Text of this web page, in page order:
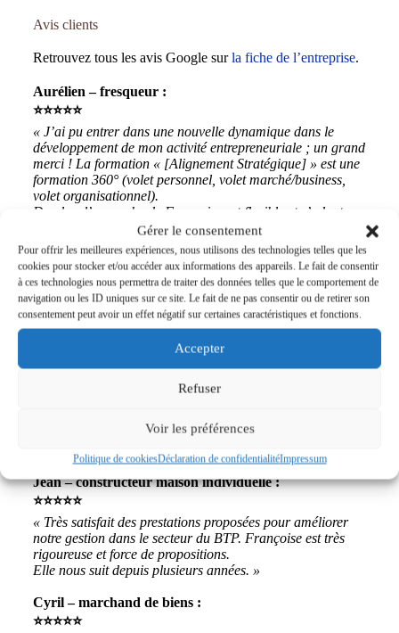
Gérer le consentement
Pour offrir les meilleures expériences, nous utilisons des technologies telles que les
cookies pour stocker et/ou accéder aux informations des appareils. Le fait de consentir
à ces technologies nous permettra de traiter des données telles que le comportement de
navigation ou les ID uniques sur ce site. Le fait de ne pas consentir ou de retirer son
consentement peut avoir un effet négatif sur certaines caractéristiques et fonctions.
Accepter
Refuser
Voir les préférences
Politique de cookiesDéclaration de confidentialitéImpressum
Avis clients
Retrouvez tous les avis Google surla fiche de l’entreprise.
Aurélien – fresqueur :
⭐⭐⭐⭐⭐
« J’ai pu entrer dans une nouvelle dynamique dans le
développement de mon activité entrepreneuriale ; un grand
merci ! La formation « [Alignement Stratégique] » est une
formation 360° (volet personnel, volet marché/business,
volet organisationnel).
De plus, l’approche de Françoise est flexible et s’adapte en
fonction de nos besoins du moment. »
Alyz – médiation LGBTQIA+ :
⭐⭐⭐⭐⭐
« J’étais en pleine réflexion sur mon positionnement et je
ne savais plus où j’en étais ni comment avancer. Françoise
réalistes tout en contournant habilement mes stratégies
d’évitement. Je suis ressorti avec une feuille de route claire
bienveillante, souriante et extrêmement professionnelle,
Jean – constructeur maison individuelle :
⭐⭐⭐⭐⭐
« Très satisfait des prestations proposées pour améliorer
notre gestion dans le secteur du BTP. Françoise est très
rigoureuse et force de propositions.
Elle nous suit depuis plusieurs années. »
Cyril – marchand de biens :
⭐⭐⭐⭐⭐